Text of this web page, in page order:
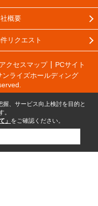
概要
リクエスト
アクセスマップ
PCサイト
ライズホールディング
、サービス向上検討を目的と
。
」 をご確認ください。